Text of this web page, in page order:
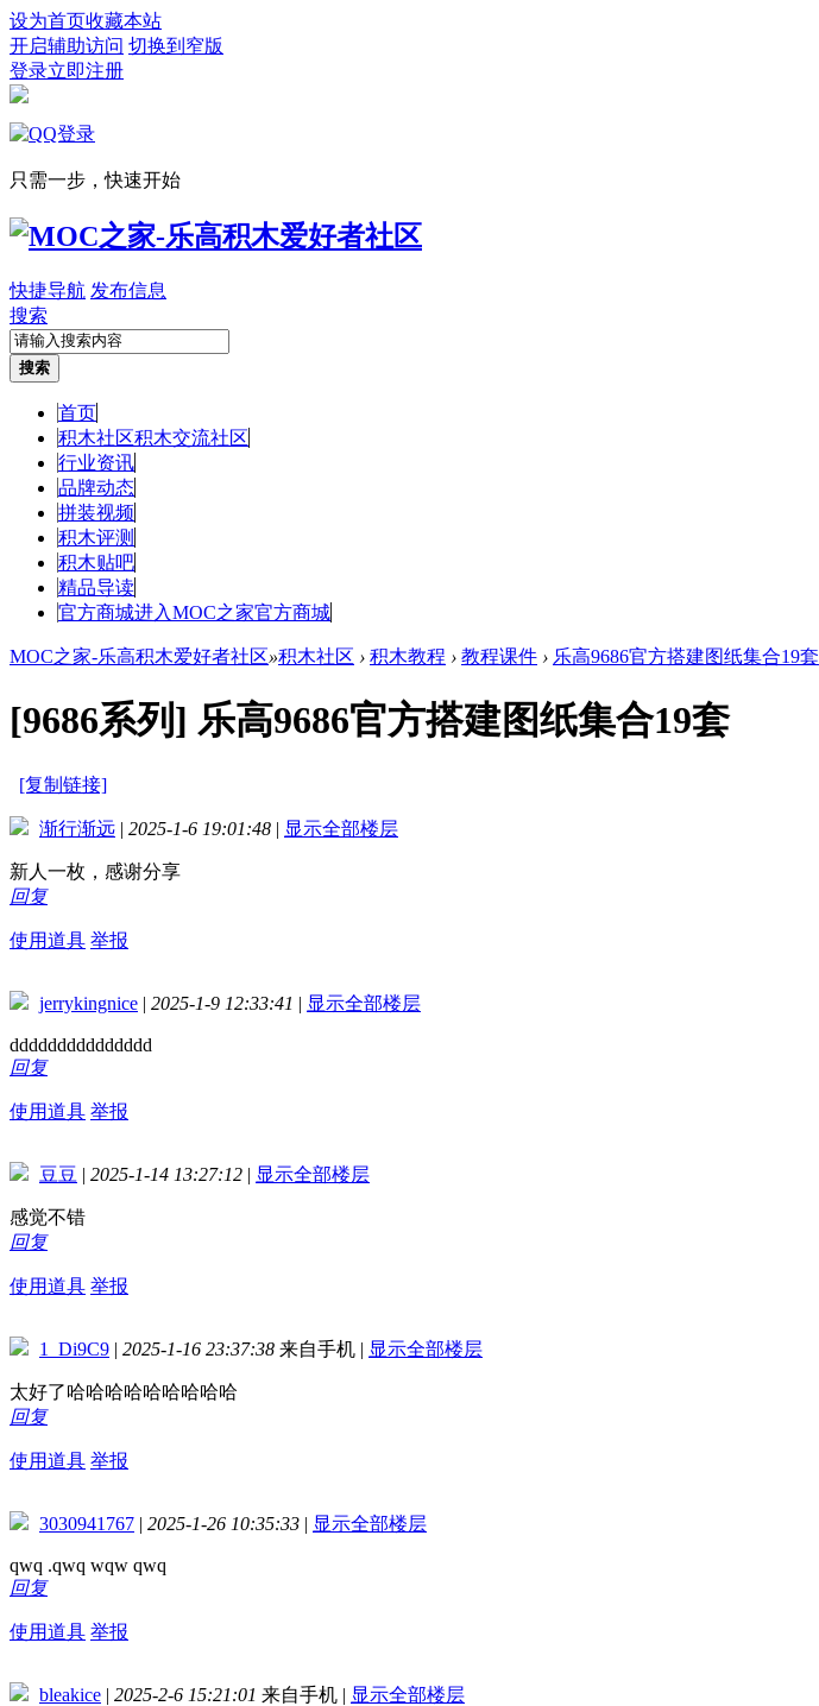
设为首页收藏本站
开启辅助访问 切换到窄版
登录立即注册
只需一步，快速开始
快捷导航 发布信息
搜索
搜索
首页
积木社区积木交流社区
行业资讯
品牌动态
拼装视频
积木评测
积木贴吧
精品导读
官方商城进入MOC之家官方商城
MOC之家-乐高积木爱好者社区»积木社区 › 积木教程 › 教程课件 › 乐高9686官方搭建图纸集合19套
[9686系列] 乐高9686官方搭建图纸集合19套
[复制链接]
渐行渐远 | 2025-1-6 19:01:48 | 显示全部楼层
新人一枚，感谢分享
回复
使用道具 举报
jerrykingnice | 2025-1-9 12:33:41 | 显示全部楼层
ddddddddddddddd
回复
使用道具 举报
豆豆 | 2025-1-14 13:27:12 | 显示全部楼层
感觉不错
回复
使用道具 举报
1_Di9C9 | 2025-1-16 23:37:38 来自手机 | 显示全部楼层
太好了哈哈哈哈哈哈哈哈哈
回复
使用道具 举报
3030941767 | 2025-1-26 10:35:33 | 显示全部楼层
qwq .qwq wqw qwq
回复
使用道具 举报
bleakice | 2025-2-6 15:21:01 来自手机 | 显示全部楼层